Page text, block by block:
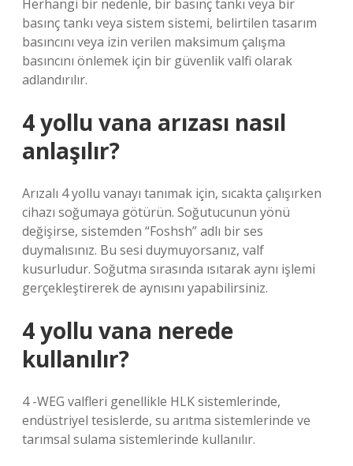
Herhangi bir nedenle, bir basınç tankı veya bir
basınç tankı veya sistem sistemi, belirtilen tasarım
basıncını veya izin verilen maksimum çalışma
basıncını önlemek için bir güvenlik valfi olarak
adlandırılır.
4 yollu vana arızası nasıl
anlaşılır?
Arızalı 4 yollu vanayı tanımak için, sıcakta çalışırken
cihazı soğumaya götürün. Soğutucunun yönü
değişirse, sistemden “Foshsh” adlı bir ses
duymalısınız. Bu sesi duymuyorsanız, valf
kusurludur. Soğutma sırasında ısıtarak aynı işlemi
gerçekleştirerek de aynısını yapabilirsiniz.
4 yollu vana nerede
kullanılır?
4 -WEG valfleri genellikle HLK sistemlerinde,
endüstriyel tesislerde, su arıtma sistemlerinde ve
tarımsal sulama sistemlerinde kullanılır.